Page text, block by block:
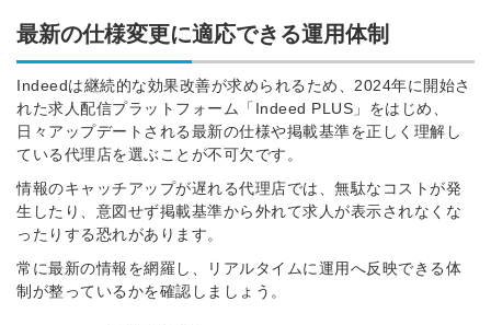
最新の仕様変更に適応できる運用体制
Indeedは継続的な効果改善が求められるため、2024年に開始さ
れた求人配信プラットフォーム「Indeed PLUS」をはじめ、
日々アップデートされる最新の仕様や掲載基準を正しく理解し
ている代理店を選ぶことが不可欠です。
情報のキャッチアップが遅れる代理店では、無駄なコストが発
生したり、意図せず掲載基準から外れて求人が表示されなくな
ったりする恐れがあります。
常に最新の情報を網羅し、リアルタイムに運用へ反映できる体
制が整っているかを確認しましょう。